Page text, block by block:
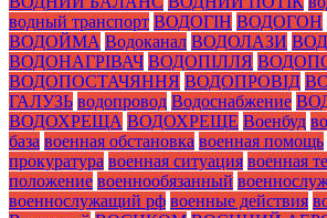
водный транспорт ВОДОГІН ВОДОГОН
ВОДОЙМА Водоканал ВОДОЛАЗИ
ВОДОНАГРІВАЧ ВОДОПІЛЛЯ
ВОДОПОСТАЧЯННЯ ВОДОПРОВІД
ГАЛУЗЬ водопровод Водоснабжение
ВОДОХРЕЩА ВОДОХРЕЩЕ Военбуд
база военная обстановка военная помощь
прокуратура военная ситуация военная
положение военнообязанный
военнослужащий рф военные действия